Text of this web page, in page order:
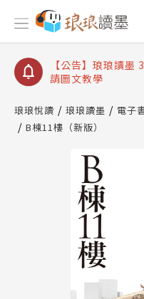
【公告】琅琅讀墨
【公告】琅琅讀墨
【公告】琅琅讀墨
請圖文教學
查詢
【公告】琅琅讀墨
琅琅悅讀 琅琅讀墨 電子
B棟11樓（新版）